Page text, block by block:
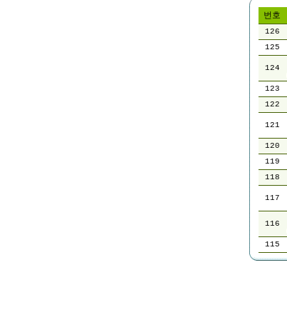
번호
126
125
124
123
122
121
120
119
118
117
116
115